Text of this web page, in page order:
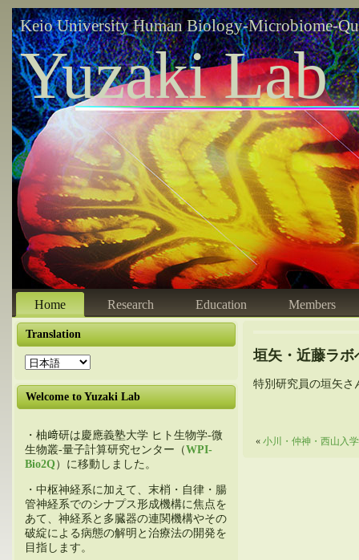
Keio University Human Biology-Microbiome-
Yuzaki Lab
Home Research Education Members
Translation
Welcome to Yuzaki Lab
・柚﨑研は慶應義塾大学 ヒト生物学-微
生物叢-量子計算研究センター（WPI-
Bio2Q）に移動しました。
・中枢神経系に加えて、末梢・自律・腸
管神経系でのシナプス形成機構に焦点を
あて、神経系と多臓器の連関機構やその
破綻による病態の解明と治療法の開発を
目指します。
垣矢・近藤ラボ
特別研究員の垣矢さ
« 小川・仲神・西山入